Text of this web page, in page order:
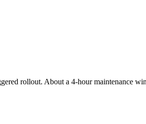
rollout. About a 4-hour maintenance